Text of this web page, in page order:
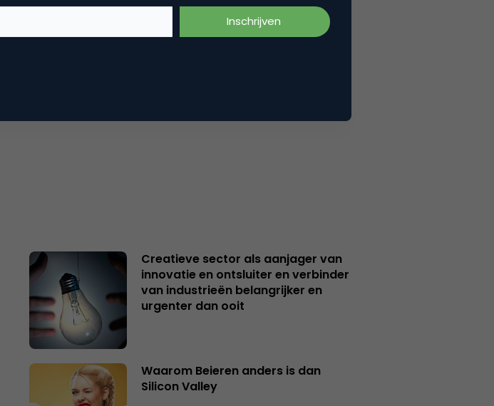
Creatieve sector als aanjager van
innovatie en ontsluiter en verbinder
van industrieën belangrijker en
urgenter dan ooit
Waarom Beieren anders is dan
Silicon Valley